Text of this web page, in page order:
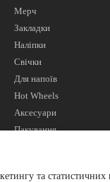
Мерч
Закладки
Наліпки
Свічки
Для напоїв
Hot Wheels
Аксесуари
Пакування
та